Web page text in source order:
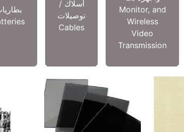
Monitor, and
Wireless
Video
Transmission
أسلاك /
توصيلات
Cables